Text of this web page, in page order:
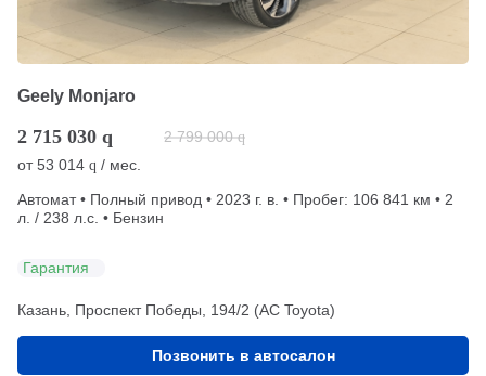
Geely Monjaro
2 715 030 q 2 799 000 q
от53 014 q / мес.
Автомат • Полный привод • 2023 г. в. • Пробег: 106 841 км • 2
л. / 238 л.с. • Бензин
Гарантия
Казань, Проспект Победы, 194/2 (АС Toyota)
Позвонить в автосалон